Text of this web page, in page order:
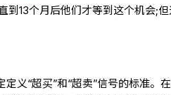
到13个月后他们才等到这个机会;
义“超买”和“超卖”信号的标准。